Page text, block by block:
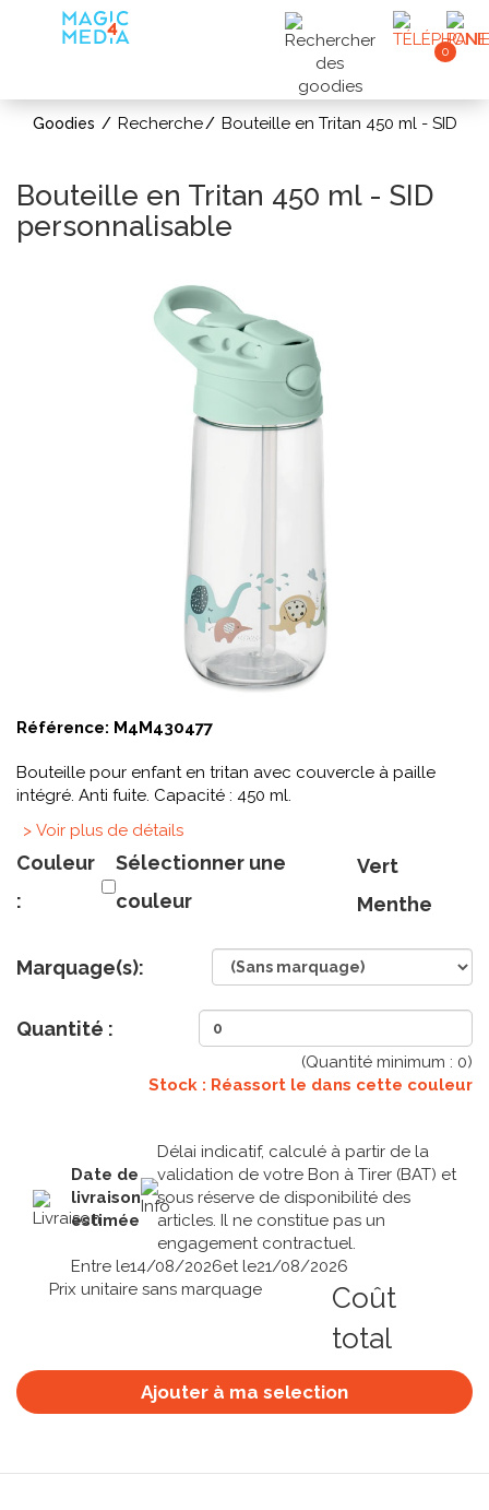
0
Goodies Recherche Bouteille en Tritan 450 ml - SID
Bouteille en Tritan 450 ml - SID
personnalisable
Référence: M4M430477
Bouteille pour enfant en tritan avec couvercle à paille
intégré. Anti fuite. Capacité : 450 ml.
> Voir plus de détails
Couleur
:
Sélectionner une
couleur
Vert
Menthe
Marquage(s):
Quantité :
(Quantité minimum : 0)
Stock : Réassort le dans cette couleur
Date de
livraison
estimée
Délai indicatif, calculé à partir de la
validation de votre Bon à Tirer (BAT) et
sous réserve de disponibilité des
articles. Il ne constitue pas un
engagement contractuel.
Entre le14/08/2026et le21/08/2026
Prix unitaire sans marquage
Coût
total
Ajouter à ma selection